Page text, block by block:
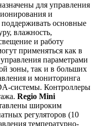
для управления
и
основные
влажность,
и работу
применяться как в
параметрами
зоны, так и в больших
и мониторинга
системы. Контроллеры
Regio Mini
широким
регуляторов (10
температурно-